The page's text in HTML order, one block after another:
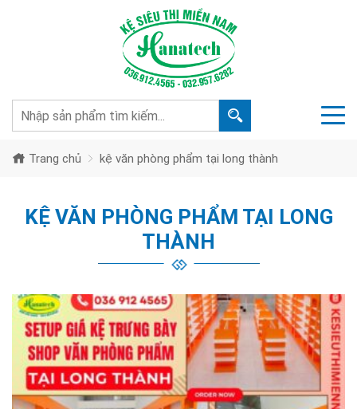
Trang chủ kệ văn phòng phẩm tại long thành
KỆ VĂN PHÒNG PHẨM TẠI LONG
THÀNH